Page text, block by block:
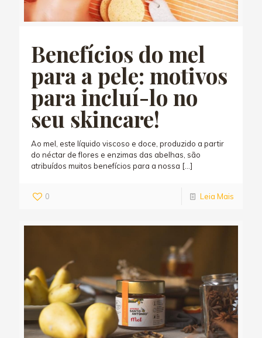
Benefícios do mel
para a pele: motivos
para incluí-lo no
seu skincare!
Ao mel, este líquido viscoso e doce, produzido a partir
do néctar de flores e enzimas das abelhas, são
atribuídos muitos benefícios para a nossa […]
0 Leia Mais